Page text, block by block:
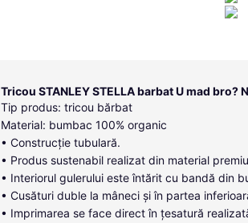
Tricou STANLEY STELLA barbat U mad bro?
Tip produs: tricou bărbat
Material: bumbac 100% organic
• Construcție tubulară.
• Produs sustenabil realizat din material
• Interiorul gulerului este întărit cu bandă din
• Cusături duble la mâneci și în partea
• Imprimarea se face direct în țesatură